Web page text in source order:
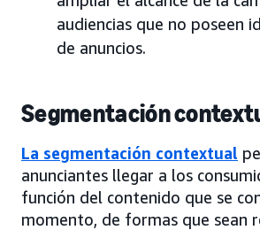
audiencias que no poseen
de anuncios.
Segmentación
La segmentación contextual
anunciantes llegar a los
función del contenido que se
momento, de formas que sean